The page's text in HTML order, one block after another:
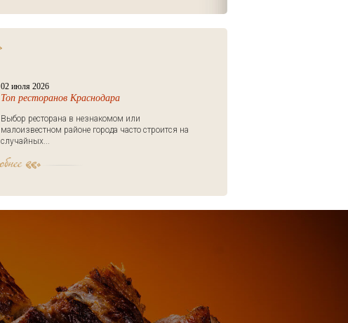
02 июля 2026
Топ ресторанов Краснодара
Выбор ресторана в незнакомом или
малоизвестном районе города часто строится на
случайных...